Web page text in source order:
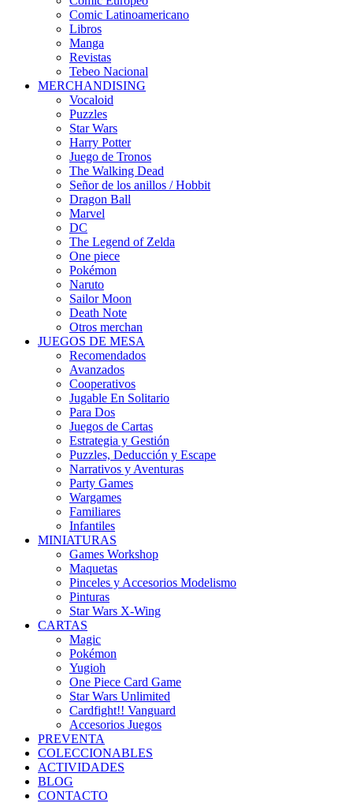
Comic Latinoamericano
Libros
Manga
Revistas
Tebeo Nacional
MERCHANDISING
Vocaloid
Puzzles
Star Wars
Harry Potter
Juego de Tronos
The Walking Dead
Señor de los anillos / Hobbit
Dragon Ball
Marvel
DC
The Legend of Zelda
One piece
Pokémon
Naruto
Sailor Moon
Death Note
Otros merchan
JUEGOS DE MESA
Recomendados
Avanzados
Cooperativos
Jugable En Solitario
Para Dos
Juegos de Cartas
Estrategia y Gestión
Puzzles, Deducción y Escape
Narrativos y Aventuras
Party Games
Wargames
Familiares
Infantiles
MINIATURAS
Games Workshop
Maquetas
Pinceles y Accesorios Modelismo
Pinturas
Star Wars X-Wing
CARTAS
Magic
Pokémon
Yugioh
One Piece Card Game
Star Wars Unlimited
Cardfight!! Vanguard
Accesorios Juegos
PREVENTA
COLECCIONABLES
ACTIVIDADES
BLOG
CONTACTO